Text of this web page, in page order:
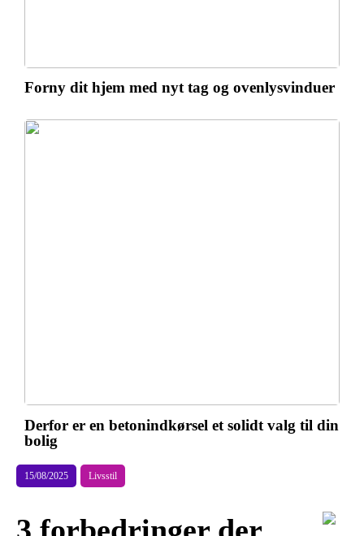
Forny dit hjem med nyt tag og ovenlysvinduer
Derfor er en betonindkørsel et solidt valg til din
bolig
15/08/2025 Livsstil